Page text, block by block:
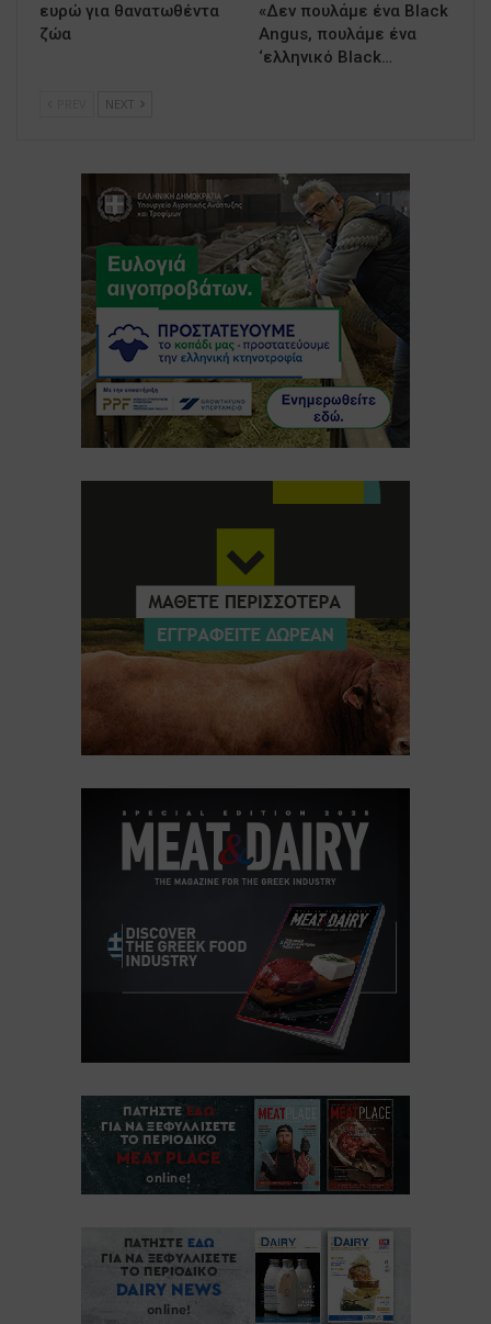
ευρώ για θανατωθέντα
ζώα
«Δεν πουλάμε ένα Black
Angus, πουλάμε ένα
‘ελληνικό Black…
NEXT